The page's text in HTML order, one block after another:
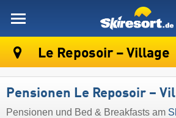
Le Reposoir – Village
Pensionen Le Reposoir –
Pensionen und Bed & Breakfasts am